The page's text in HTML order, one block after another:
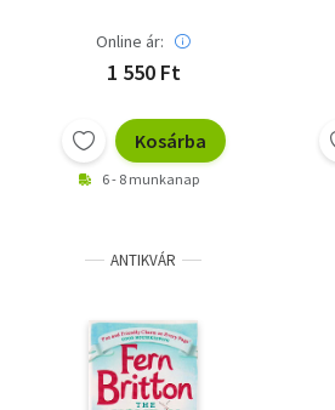
Online ár:
1 550 Ft
Kosárba
6 - 8 munkanap
ANTIKVÁR